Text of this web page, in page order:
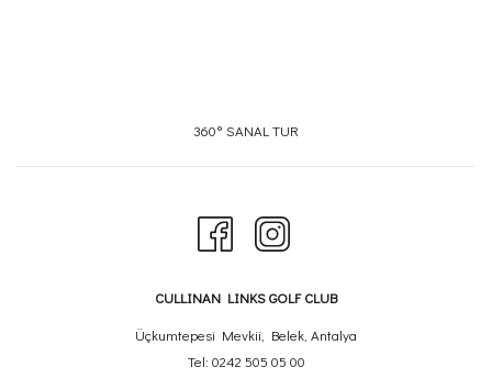
360° SANAL TUR
CULLINAN LINKS GOLF CLUB
Üçkumtepesi Mevkii, Belek, Antalya
Tel: 0242 505 05 00